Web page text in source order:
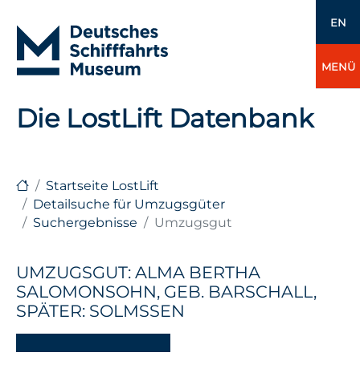
EN
MENÜ
Die LostLift Datenbank
Startseite LostLift
Detailsuche für Umzugsgüter
Suchergebnisse
Umzugsgut
UMZUGSGUT: ALMA BERTHA
SALOMONSOHN, GEB. BARSCHALL,
SPÄTER: SOLMSSEN